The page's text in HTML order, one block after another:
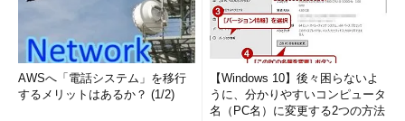
AWSへ「電話システム」を移行
するメリットはあるか？ (1/2)
【Windows 10】後々困らないよ
うに、分かりやすいコンピュータ
名（PC名）に変更する2つの方法